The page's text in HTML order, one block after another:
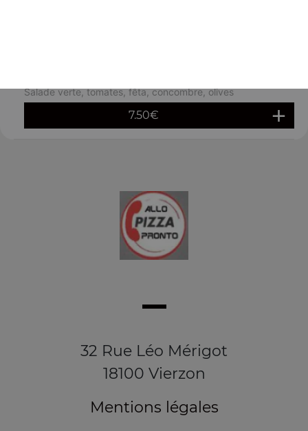
Salade verte, tomates, fêta, concombre, olives
7.50€
32 Rue Léo Mérigot
18100 Vierzon
Mentions légales